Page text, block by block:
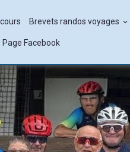
Brevets randos voyages
Page Facebook